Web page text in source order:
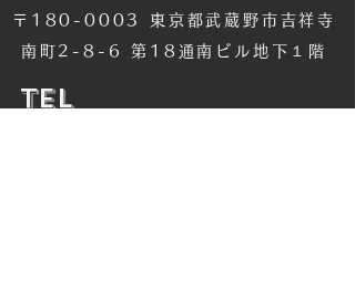
〒180-0003 東京都武蔵野市吉祥寺
南町2-8-6 第18通南ビル地下１階
​TEL